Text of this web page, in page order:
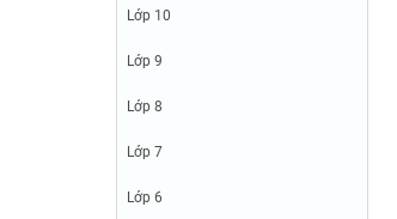
Lớp 10
Lớp 9
Lớp 8
Lớp 7
Lớp 6